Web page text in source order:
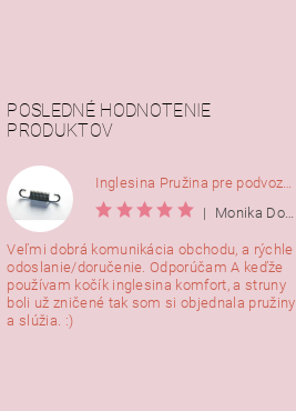
POSLEDNÉ HODNOTENIE
PRODUKTOV
Inglesina Pružina pre podvozok Comfort, 2ks
|
Monika Dorušáková
Veľmi dobrá komunikácia obchodu, a rýchle
odoslanie/doručenie. Odporúčam A keďže
používam kočík inglesina komfort, a struny
boli už zničené tak som si objednala pružiny
a slúžia. :)